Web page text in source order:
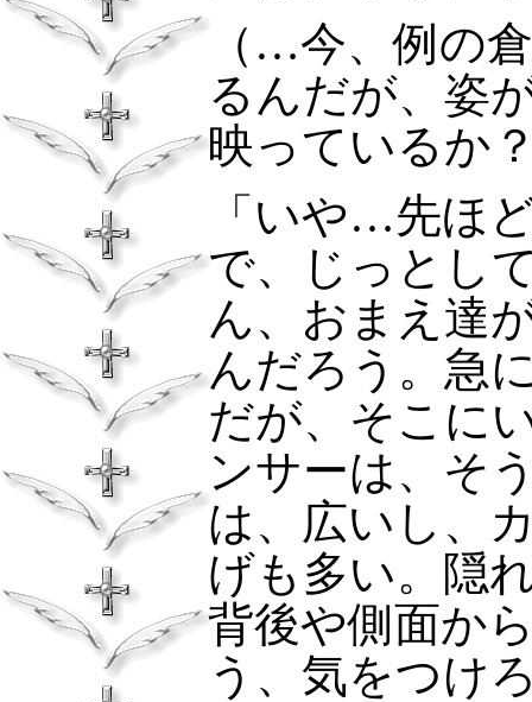
（…今、例の
るんだが、姿
映っているか
「いや…先ほ
で、じっとし
ん、おまえ達
んだろう。急
だが、そこに
ンサーは、そ
は、広いし、
げも多い。隠
背後や側面か
う、気をつけ